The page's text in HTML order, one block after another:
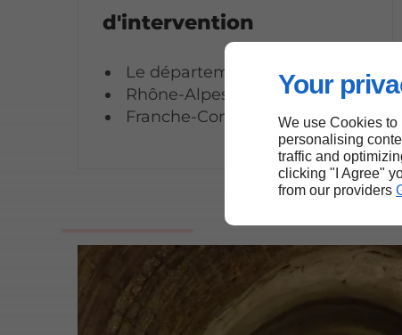
Your
We use Cookies
personalising
traffic and
clicking "I Agree"
from our providers
d'intervention
Le département de l’Ain
Rhône-Alpes
Franche-Comté